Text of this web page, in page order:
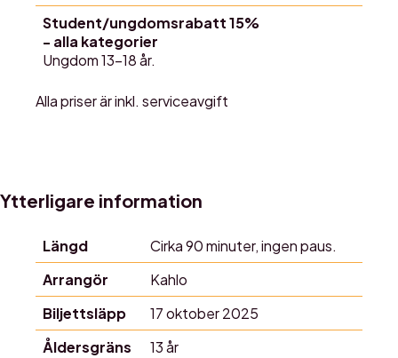
Student/ungdomsrabatt 15%
- alla kategorier
Ungdom 13-18 år.
Alla priser är inkl. serviceavgift
Ytterligare information
Längd
Cirka 90 minuter, ingen paus.
Arrangör
Kahlo
Biljettsläpp
17 oktober 2025
Åldersgräns
13 år